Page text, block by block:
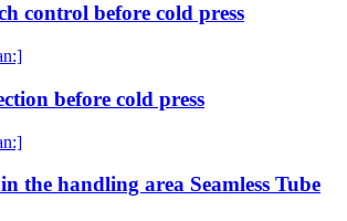
control before cold press
before cold press
the handling area Seamless Tube